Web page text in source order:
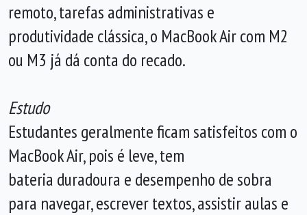
remoto, tarefas administrativas e
produtividade clássica, o MacBook Air com M2
ou M3 já dá conta do recado.
Estudo
Estudantes geralmente ficam satisfeitos com o
MacBook Air, pois é leve, tem
bateria duradoura e desempenho de sobra
para navegar, escrever textos, assistir aulas e